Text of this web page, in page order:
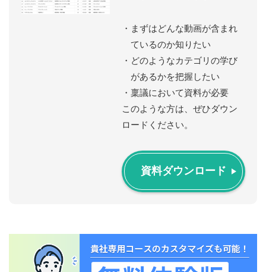
まずはどんな動画が含まれ
ているのか知りたい
どのようなカテゴリの学び
があるかを把握したい
稟議において資料が必要
このような方は、ぜひダウン
ロードください。
資料ダウンロード